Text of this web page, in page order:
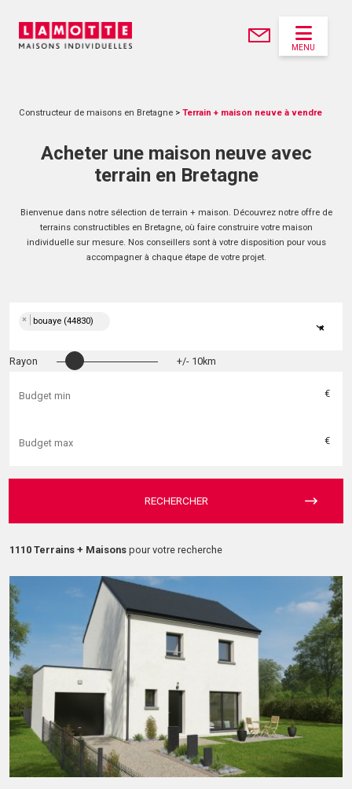
MENU
Constructeur de maisons en Bretagne > Terrain + maison neuve à vendre
Acheter une maison neuve avec
terrain en Bretagne
Bienvenue dans notre sélection de terrain + maison. Découvrez notre offre de
terrains constructibles en Bretagne, où faire construire votre maison
individuelle sur mesure. Nos conseillers sont à votre disposition pour vous
accompagner à chaque étape de votre projet.
×
× bouaye (44830)
Rayon +/- 10km
€
€
RECHERCHER
1110 Terrains + Maisons pour votre recherche